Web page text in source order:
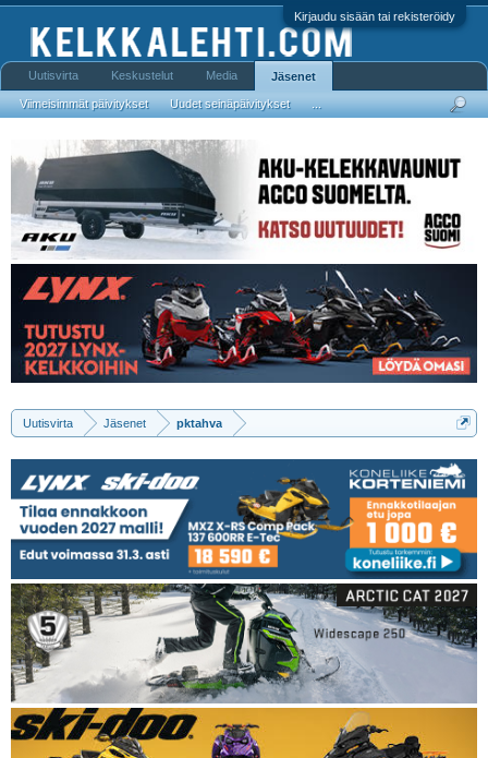
Kirjaudu sisään tai rekisteröidy
Uutisvirta Jäsenet pktahva
Uutisvirta Keskustelut Media Jäsenet
Viimeisimmät päivitykset Uudet seinäpäivitykset